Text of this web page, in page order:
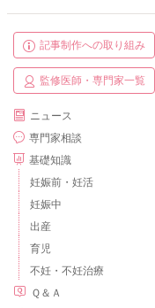
記事制作への取り組み
監修医師・専門家一覧
ニュース
専門家相談
基礎知識
妊娠前・妊活
妊娠中
出産
育児
不妊・不妊治療
Ｑ＆Ａ